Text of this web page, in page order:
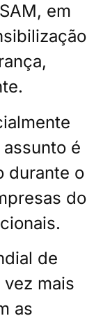
em
é
durante o
do
de
mais
as